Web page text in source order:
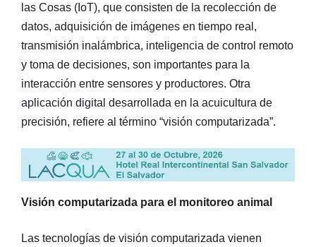
las Cosas (IoT), que consisten de la recolección de
datos, adquisición de imágenes en tiempo real,
transmisión inalámbrica, inteligencia de control remoto
y toma de decisiones, son importantes para la
interacción entre sensores y productores. Otra
aplicación digital desarrollada en la acuicultura de
precisión, refiere al término “visión computarizada”.
Visión computarizada para el monitoreo animal
Las tecnologías de visión computarizada vienen